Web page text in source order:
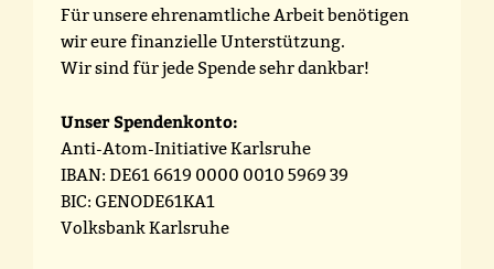
Für unsere ehrenamtliche Arbeit benötigen
wir eure finanzielle Unterstützung.
Wir sind für jede Spende sehr dankbar!
Unser Spendenkonto:
Anti-Atom-Initiative Karlsruhe
IBAN: DE61 6619 0000 0010 5969 39
BIC: GENODE61KA1
Volksbank Karlsruhe